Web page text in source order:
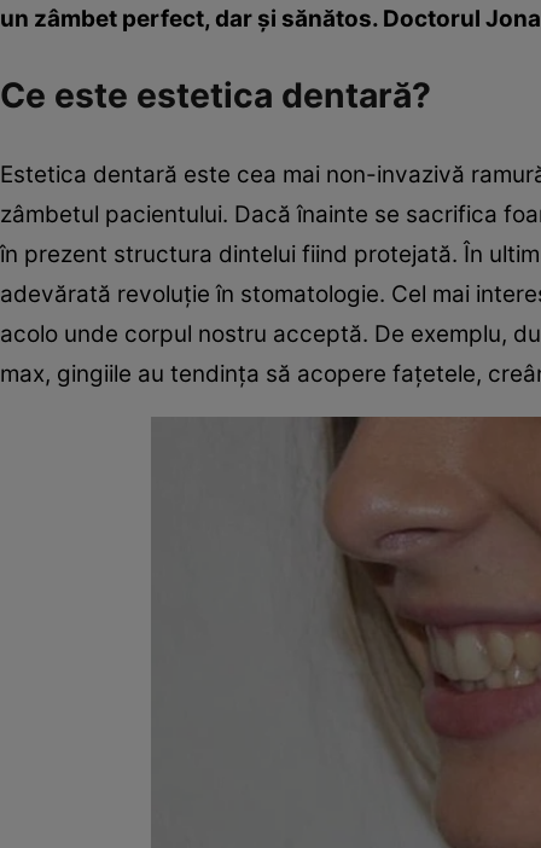
un zâmbet perfect, dar şi sănătos. Doctorul
Ce este estetica dentară?
Estetica dentară este cea mai non-invazivă
zâmbetul pacientului. Dacă înainte se sacrifica
în prezent structura dintelui fiind protejată. În
adevărată revoluţie în stomatologie. Cel mai
acolo unde corpul nostru acceptă. De exemplu,
max, gingiile au tendinţa să acopere faţetele,